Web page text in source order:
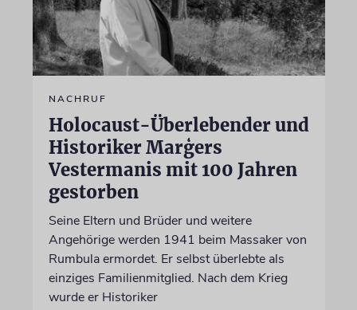
NACHRUF
Holocaust-Überlebender und
Historiker Marģers
Vestermanis mit 100 Jahren
gestorben
Seine Eltern und Brüder und weitere
Angehörige werden 1941 beim Massaker von
Rumbula ermordet. Er selbst überlebte als
einziges Familienmitglied. Nach dem Krieg
wurde er Historiker